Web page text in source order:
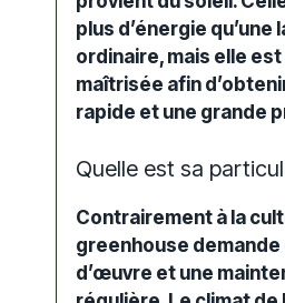
plus d’énergie qu’une
ordinaire, mais elle
maîtrisée afin
rapide et une grande
Quelle est sa
Contrairement à la
greenhouse demande
d’œuvre et une